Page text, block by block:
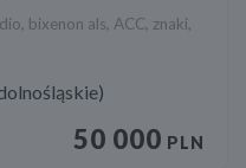
bixenon als, ACC, znaki,
50 000 PLN